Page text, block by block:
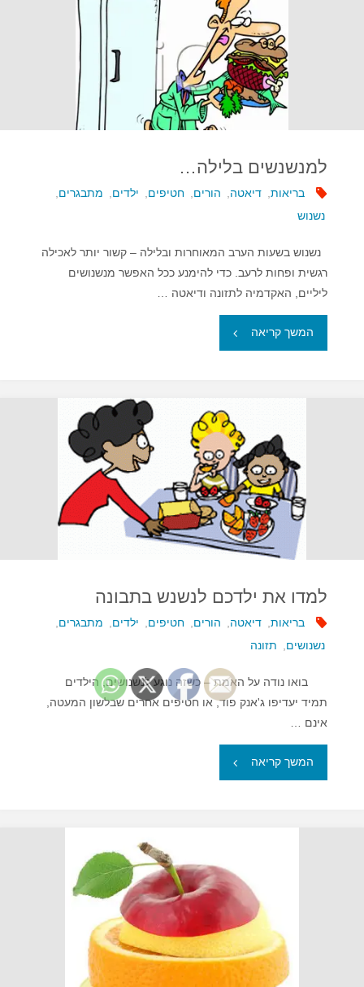
למנשנשים בלילה…
בריאות, דיאטה, הורים, חטיפים, ילדים, מתבגרים,
נשנוש
נשנוש בשעות הערב המאוחרות ובלילה – קשור יותר לאכילה
רגשית ופחות לרעב. כדי להימנע ככל האפשר מנשנושים
ליליים, האקדמיה לתזונה ודיאטה …
המשך קריאה "למנשנשים
למדו את ילדכם לנשנש בתבונה
בריאות, דיאטה, הורים, חטיפים, ילדים, מתבגרים,
נשנושים, תזונה
בואו נודה על האמת – כשזה נוגע לנשנושים, הילדים
תמיד יעדיפו ג'אנק פוד, או חטיפים אחרים שבלשון המעטה,
אינם …
המשך קריאה "למדו
לנשנש
בתבונה"